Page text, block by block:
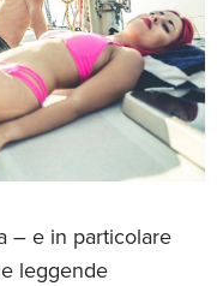
– e in particolare
leggende